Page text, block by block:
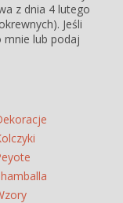
z dnia 4 lutego
Jeśli
mnie lub podaj